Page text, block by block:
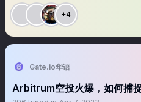
+4
Gate.io华语
Arbitrum空投火爆，如何捕